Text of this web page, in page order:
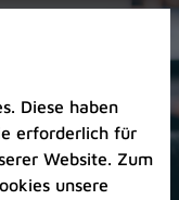
Diese haben
erforderlich für
Website. Zum
unsere